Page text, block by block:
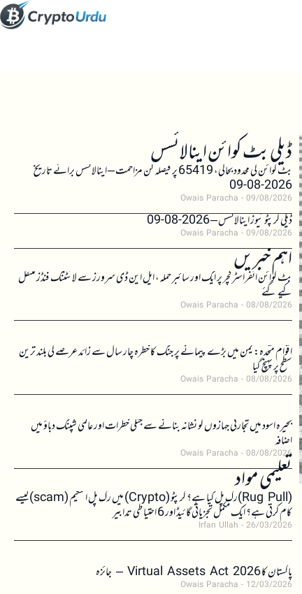
ڈیلی بٹ کوائن اینالائسسبٹ کوائن کی محدود بحالی، 65419 پر فیصلہ کن مزاحمت – اینالائسس برائے تاریخ
2026-08-09
Owais Paracha 09/08/2026
ڈیلی کرپٹو نیوز اینالائسس – 2026-08-09
Owais Paracha 09/08/2026
اہم خبریں
بٹ کوائن انفراسٹرکچر پر ایک اور سائبر حملہ، ایل این ڈی سرورز سے لائٹننگ فنڈز منتقل
کیے گئے
Owais Paracha 08/08/2026
اقوام متحدہ: یمن میں بڑے پیمانے پر جنگ کا خطرہ چار سال سے زائد عرصے کی بلند ترین
سطح پر پہنچ گیا
Owais Paracha 08/08/2026
بحیرہ اسود میں تجارتی جہازوں کو نشانہ بنانے سے جنگی خطرات اور عالمی شپنگ دباؤ میں
اضافہ
Owais Paracha 08/08/2026
تعلیمی مواد (Rug Pull)رگ پل کیا ہے؟ کرپٹو (Crypto) میں رگ پل اسکیم (scam)کیسے
کام کرتی ہے؟ ایک مکمل تجزیاتی گائیڈ اور 6 احتیاطی تدابیر
Irfan Ullah 26/03/2026
پاکستان کا Virtual Assets Act 2026 – جائزہ
Owais Paracha 12/03/2026